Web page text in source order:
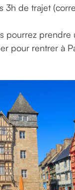
3h de trajet
pourrez prendre
pour rentrer à